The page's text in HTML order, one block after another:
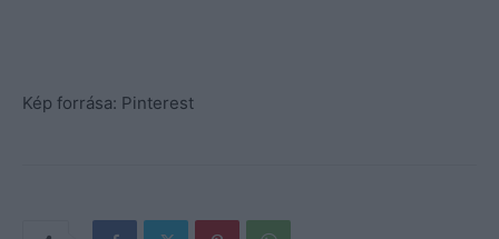
Kép forrása: Pinterest